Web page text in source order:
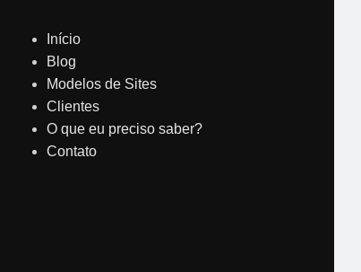
Início
Blog
Modelos de Sites
Clientes
O que eu preciso saber?
Contato